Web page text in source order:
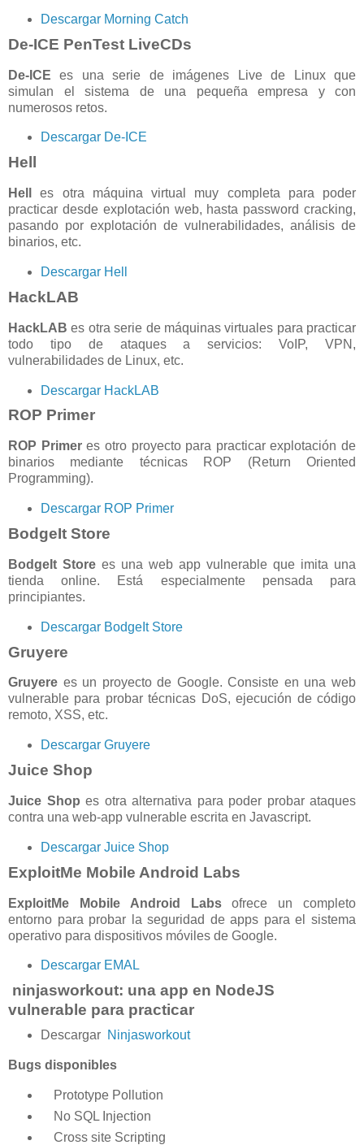
Descargar Morning Catch
De-ICE PenTest LiveCDs
De-ICE es una serie de imágenes Live de Linux que
simulan el sistema de una pequeña empresa y con
numerosos retos.
Descargar De-ICE
Hell
Hell
es otra máquina virtual muy completa para poder
practicar desde explotación web, hasta password cracking,
pasando por explotación de vulnerabilidades, análisis de
binarios, etc.
Descargar Hell
HackLAB
HackLAB es otra serie de máquinas virtuales para practicar
todo tipo de ataques a servicios: VoIP, VPN,
vulnerabilidades de Linux, etc.
Descargar HackLAB
ROP Primer
ROP Primeres otro proyecto para practicar explotación de
binarios mediante técnicas ROP (Return Oriented
Programming).
Descargar ROP Primer
BodgeIt Store
BodgeIt Store es una web app vulnerable que imita una
tienda online. Está especialmente pensada para
principiantes.
Descargar BodgeIt Store
Gruyere
Gruyere es un proyecto de Google. Consiste en una web
vulnerable para probar técnicas DoS, ejecución de código
remoto, XSS, etc.
Descargar Gruyere
Juice Shop
Juice Shop es otra alternativa para poder probar ataques
contra una web-app vulnerable escrita en Javascript.
Descargar Juice Shop
ExploitMe Mobile Android Labs
ExploitMe Mobile Android Labsofrece un completo
entorno para probar la seguridad de apps para el sistema
operativo para dispositivos móviles de Google.
Descargar EMAL
ninjasworkout: una app en NodeJS
vulnerable para practicar
Descargar Ninjasworkout
Bugs disponibles
Prototype Pollution
No SQL Injection
Cross site Scripting